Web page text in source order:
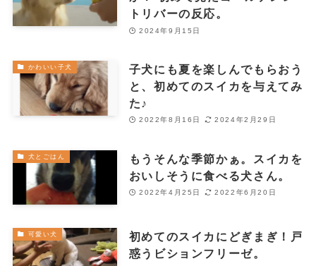
トリバーの反応。
2024年9月15日
かわいい子犬
子犬にも夏を楽しんでもらおう
と、初めてのスイカを与えてみ
た♪
2022年8月16日 2024年2月29日
犬とごはん
もうそんな季節かぁ。スイカを
おいしそうに食べる犬さん。
2022年4月25日 2022年6月20日
可愛い犬
初めてのスイカにどぎまぎ！戸
惑うビションフリーゼ。